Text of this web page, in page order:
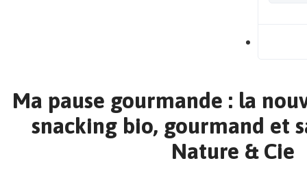
Ma pause gourmande : la
snacking bio, gourmand et
Nature & Cie